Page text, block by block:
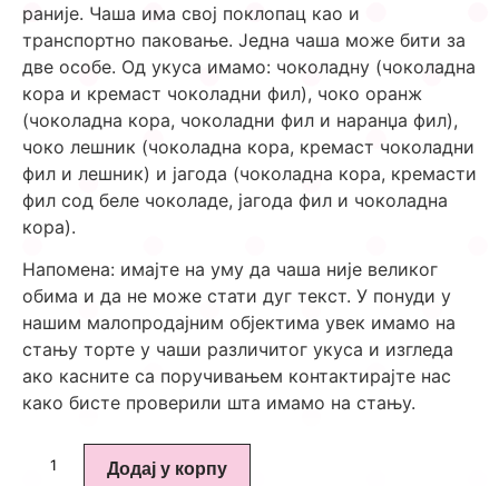
раније. Чаша има свој поклопац као и
транспортно паковање. Једна чаша може бити за
две особе. Од укуса имамо: чоколадну (чоколадна
кора и кремаст чоколадни фил), чоко оранж
(чоколадна кора, чоколадни фил и наранџа фил),
чоко лешник (чоколадна кора, кремаст чоколадни
фил и лешник) и јагода (чоколадна кора, кремасти
фил сод беле чоколаде, јагода фил и чоколадна
кора).
Напомена: имајте на уму да чаша није великог
обима и да не може стати дуг текст. У понуди у
нашим малопродајним објектима увек имамо на
стању торте у чаши различитог укуса и изгледа
ако касните са поручивањем контактирајте нас
како бисте проверили шта имамо на стању.
Додај у корпу